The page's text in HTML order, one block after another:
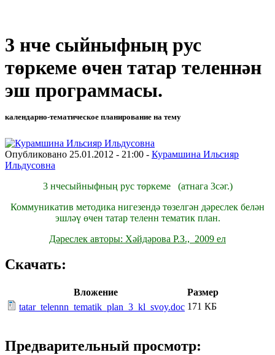
3 нче сыйныфның рус
төркеме өчен татар теленнән
эш программасы.
календарно-тематическое планирование на тему
Опубликовано 25.01.2012 - 21:00 - Курамшина Ильсияр
Ильдусовна
3 нчесыйныфның рус төркеме (атнага 3сәг.)
Коммуникатив методика нигезендә төзелгән дәреслек белән
эшләү өчен татар теленн тематик план.
Дәреслек авторы: Хәйдәрова Р.З., 2009 ел
Скачать:
Вложение
Размер
tatar_telennn_tematik_plan_3_kl_svoy.doc 171 КБ
Предварительный просмотр: